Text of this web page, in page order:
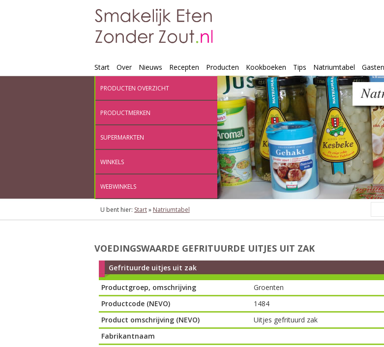
Start Over Nieuws Recepten Producten Kookboeken Tips Natriumtabel
PRODUCTEN OVERZICHT
PRODUCTMERKEN
SUPERMARKTEN
WINKELS
WEBWINKELS
U bent hier: Start» Natriumtabel
VOEDINGSWAARDE GEFRITUURDE UITJES UIT ZAK
Gefrituurde uitjes uit zak
Productgroep, omschrijving
Groenten
Productcode (NEVO)
1484
Product omschrijving (NEVO)
Uitjes gefrituurd zak
Fabrikantnaam